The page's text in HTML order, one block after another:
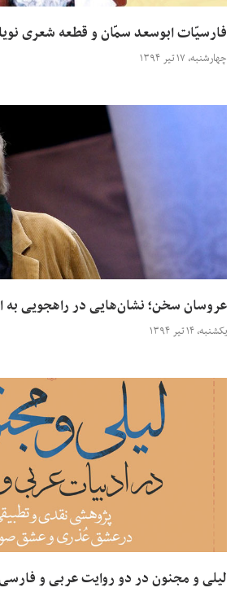
فارسیّات ابوسعد سمّان و قطعه شعری
چهارشنبه، ۱۷ تیر ۱۳۹۴
عروسان سخن؛ نشان‌هایی در راهجویی
یکشنبه، ۱۴ تیر ۱۳۹۴
لیلی و مجنون در دو روایت عربی و